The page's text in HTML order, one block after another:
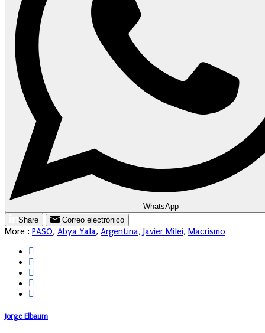
WhatsApp
Share
Correo electrónico
More : PASO, Abya Yala, Argentina, Javier Milei, Macrismo
Jorge Elbaum